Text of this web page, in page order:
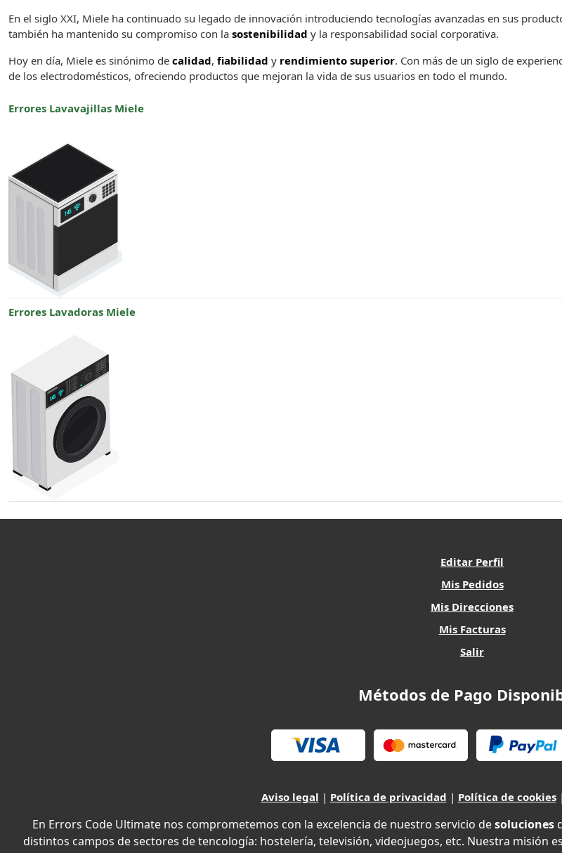
En el siglo XXI, Miele ha continuado su legado de innovación introduciendo tecnologías avanzadas en sus
también ha mantenido su compromiso con la sostenibilidad y la responsabilidad social corporativa.
Hoy en día, Miele es sinónimo de calidad, fiabilidad y rendimiento superior. Con más de un siglo de
de los electrodomésticos, ofreciendo productos que mejoran la vida de sus usuarios en todo el mundo.
Errores Lavavajillas Miele
Errores Lavadoras Miele
Editar Perfil
Mis Pedidos
Mis Direcciones
Mis Facturas
Salir
Métodos de Pago
Aviso legal | Política de privacidad | Política de cookies|
En Errors Code Ultimate nos comprometemos con la excelencia de nuestro servicio desoluciones
distintos campos de sectores de tencología: hostelería, televisión, videojuegos, etc. Nuestra